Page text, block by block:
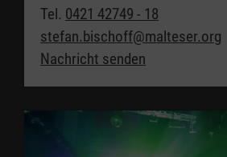
Tel. 0421 42749 - 18
stefan.bischoff@malteser.org
Nachricht senden